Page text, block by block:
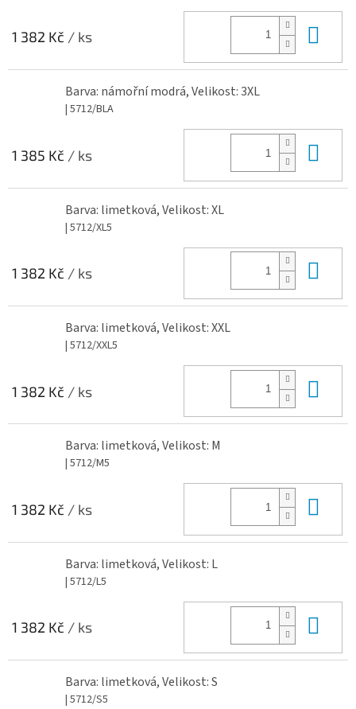
1 382 Kč / ks
Barva: námořní modrá, Velikost: 3XL
| 5712/BLA
1 385 Kč / ks
Barva: limetková, Velikost: XL
| 5712/XL5
1 382 Kč / ks
Barva: limetková, Velikost: XXL
| 5712/XXL5
1 382 Kč / ks
Barva: limetková, Velikost: M
| 5712/M5
1 382 Kč / ks
Barva: limetková, Velikost: L
| 5712/L5
1 382 Kč / ks
Barva: limetková, Velikost: S
| 5712/S5